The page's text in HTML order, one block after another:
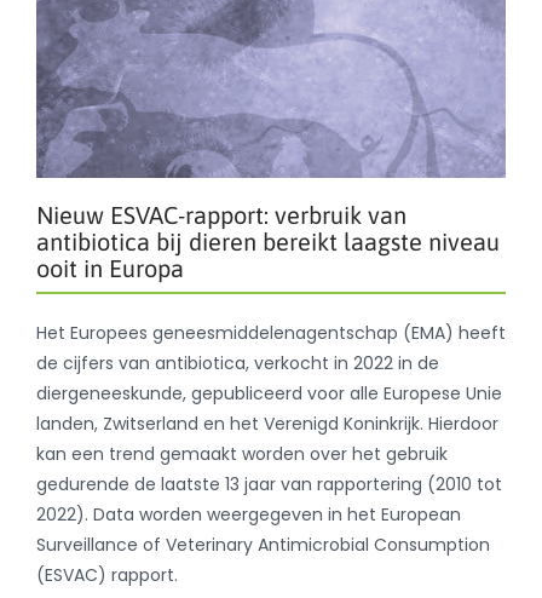
Nieuw ESVAC-rapport: verbruik van
antibiotica bij dieren bereikt laagste niveau
ooit in Europa
Het Europees geneesmiddelenagentschap (EMA) heeft
de cijfers van antibiotica, verkocht in 2022 in de
diergeneeskunde, gepubliceerd voor alle Europese Unie
landen, Zwitserland en het Verenigd Koninkrijk. Hierdoor
kan een trend gemaakt worden over het gebruik
gedurende de laatste 13 jaar van rapportering (2010 tot
2022). Data worden weergegeven in het European
Surveillance of Veterinary Antimicrobial Consumption
(ESVAC) rapport.